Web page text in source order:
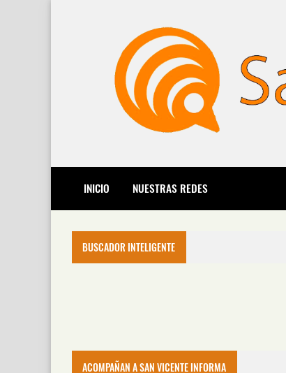
INICIO NUESTRAS REDES
BUSCADOR INTELIGENTE
ACOMPAÑAN A SAN VICENTE INFORMA